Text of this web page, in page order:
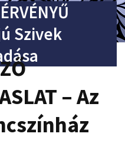
Szivek
– Az